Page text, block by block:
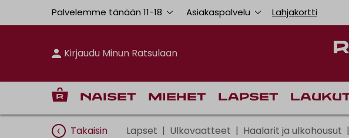
Palvelemme tänään 11-18 Asiakaspalvelu Lahjakortti
Kirjaudu Minun Ratsulaan
Naiset Miehet Lapset
Takaisin Lapset | Ulkovaatteet | Haalarit ja ulkohousut |